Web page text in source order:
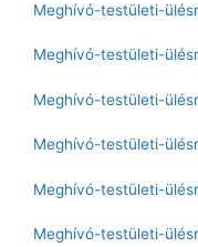
Meghívó-testületi-
Meghívó-testületi-
Meghívó-testületi-
Meghívó-testületi-
Meghívó-testületi-
Meghívó-testületi-